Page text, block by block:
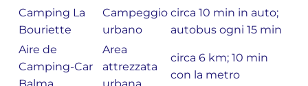
Camping La
Bouriette
Campeggio
urbano
circa 10 min in auto;
autobus ogni 15 min
Aire de
Camping-Car
Area
attrezzata
circa 6 km; 10 min
con la metro